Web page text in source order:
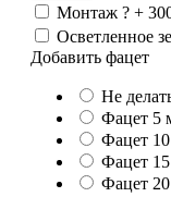
Монтаж ? +
Осветленное
Добавить фацет
Не
Фацет 5
Фацет
Фацет
Фацет